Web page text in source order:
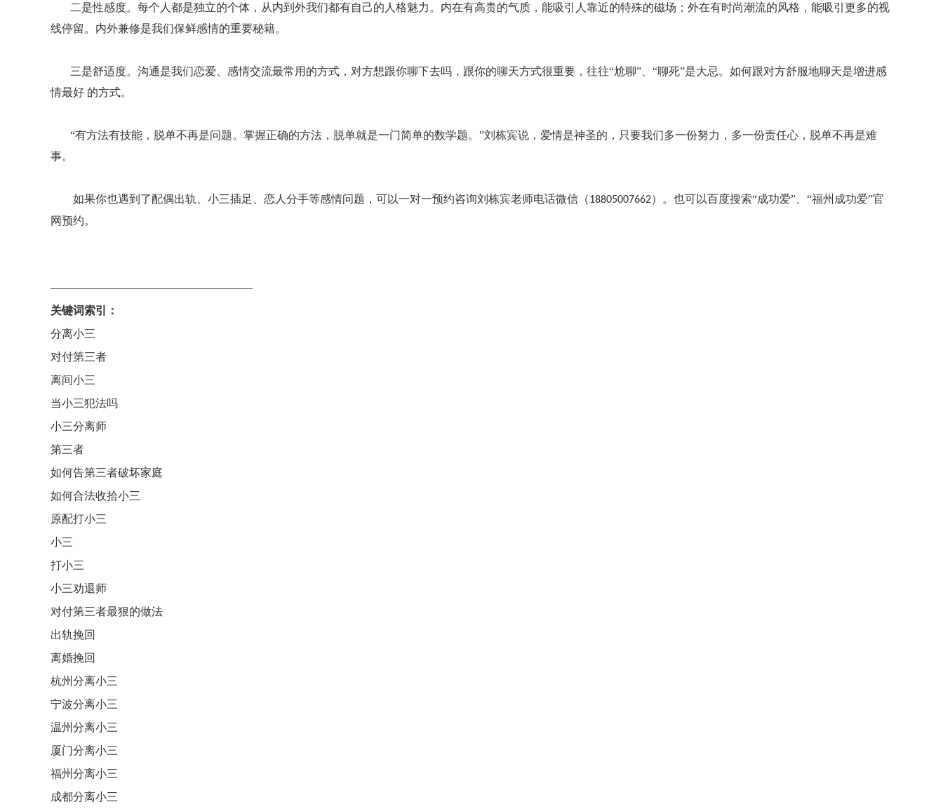
二是性感度。每个人都是独立的个体，从内到外我们都有自己的人格魅力。内在有高贵的气质，能吸引人靠近的特殊的磁场；外在有时尚潮流的风格，能吸引更多的视
线停留。内外兼修是我们保鲜感情的重要秘籍。
三是舒适度。沟通是我们恋爱、感情交流最常用的方式，对方想跟你聊下去吗，跟你的聊天方式很重要，往往“尬聊”、“聊死”是大忌。如何跟对方舒服地聊天是增进感
情最好 的方式。
“有方法有技能，脱单不再是问题。掌握正确的方法，脱单就是一门简单的数学题。”刘栋宾说，爱情是神圣的，只要我们多一份努力，多一份责任心，脱单不再是难
事。
如果你也遇到了配偶出轨、小三插足、恋人分手等感情问题，可以一对一预约咨询刘栋宾老师电话微信（18805007662） 。 也可以百度搜索“成功爱”、“福州成功爱”官
网预约。
——————————————————
关键词索引：
分离小三
对付第三者
离间小三
当小三犯法吗
小三分离师
第三者
如何告第三者破坏家庭
如何合法收拾小三
原配打小三
小三
打小三
小三劝退师
对付第三者最狠的做法
出轨挽回
离婚挽回
杭州分离小三
宁波分离小三
温州分离小三
厦门分离小三
福州分离小三
成都分离小三